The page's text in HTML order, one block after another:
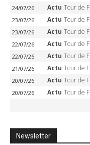
24/07/26 Actu Tour de France
23/07/26 Actu Tour de France 2026 –
23/07/26 Actu Tour de France 2026 –
22/07/26 Actu Tour de France 2026 –
22/07/26 Actu Tour de France
21/07/26 Actu Tour de France 2026
20/07/26 Actu Tour de France 2026 –
20/07/26 Actu Tour de France
Newsletter